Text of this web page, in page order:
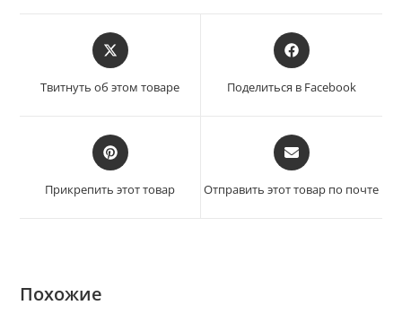
Твитнуть об этом товаре Поделиться в Facebook
Прикрепить этот товар Отправить этот товар по почте
Похожие